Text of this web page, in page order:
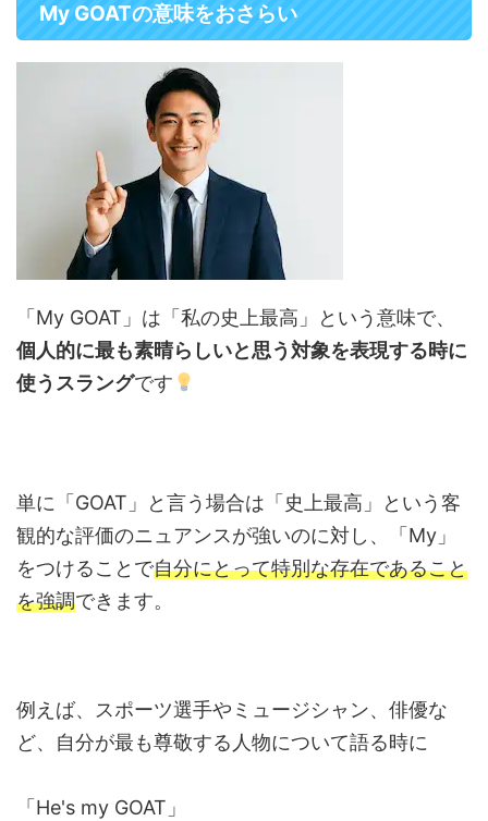
My GOATの意味をおさらい
「My GOAT」は「私の史上最高」という意味で、
個人的に最も素晴らしいと思う対象を表現する時に
使うスラングです
単に「GOAT」と言う場合は「史上最高」という客
観的な評価のニュアンスが強いのに対し、「My」
をつけることで自分にとって特別な存在であること
を強調できます。
例えば、スポーツ選手やミュージシャン、俳優な
ど、自分が最も尊敬する人物について語る時に
「He's my GOAT」